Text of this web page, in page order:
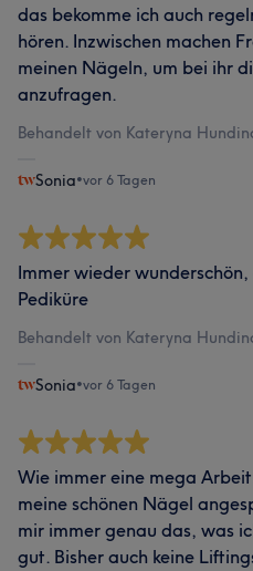
das bekomme ich auch
hören. Inzwischen machen
meinen Nägeln, um bei ihr
anzufragen.
Behandelt von Kateryna
Sonia•vor 6 Tagen
Immer wieder
Pediküre
Behandelt von Kateryna
Sonia•vor 6 Tagen
Wie immer eine mega
meine schönen Nägel
mir immer genau das, was
gut. Bisher auch keine